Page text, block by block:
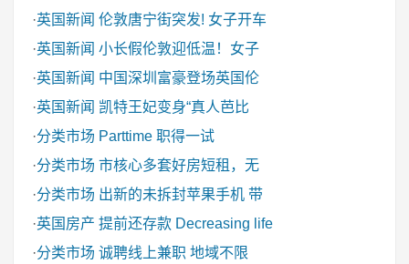
·英国新闻 伦敦唐宁街突发! 女子开车
·英国新闻 小长假伦敦迎低温！女子
·英国新闻 中国深圳富豪登场英国伦
·英国新闻 凯特王妃变身“真人芭比
·分类市场 Parttime 职得一试
·分类市场 市核心多套好房短租，无
·分类市场 出新的未拆封苹果手机 带
·英国房产 提前还存款 Decreasing life
·分类市场 诚聘线上兼职 地域不限